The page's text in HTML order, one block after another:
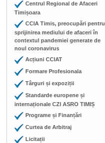
Centrul Regional de Afaceri
Timișoara
CCIA Timis, preocupări pentru
sprijinirea mediului de afaceri în
contextul pandemiei generate de
noul coronavirus
Acțiuni CCIAT
Formare Profesionala
Târguri și expoziții
Standarde europene și
internaționale CZI ASRO TIMIȘ
Programe și Finanțări
Curtea de Arbitraj
Licitații